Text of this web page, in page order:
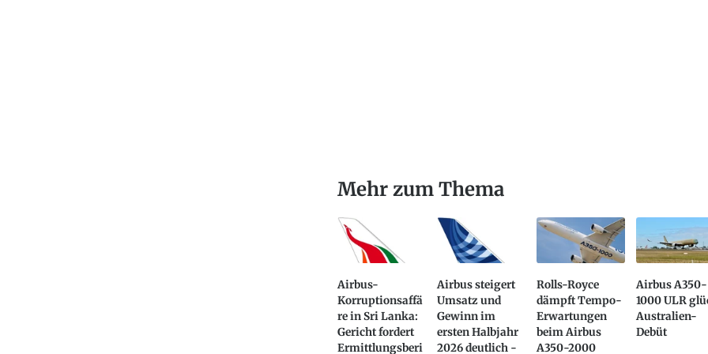
Mehr zum Thema
Airbus-
Korruptionsaffä
re in Sri Lanka:
Gericht fordert
Ermittlungsberi
Airbus steigert
Umsatz und
Gewinn im
ersten Halbjahr
2026 deutlich -
Rolls-Royce
dämpft Tempo-
Erwartungen
beim Airbus
A350-2000
Airbus A350-
1000 ULR
Australien-
Debüt